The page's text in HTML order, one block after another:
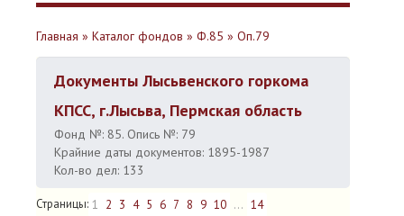
Главная » Каталог фондов » Ф.85 » Оп.79
Документы Лысьвенского горкома
КПСС, г.Лысьва, Пермская область
Фонд №: 85. Опись №: 79
Крайние даты документов: 1895-1987
Кол-во дел: 133
Страницы: 1 2 3 4 5 6 7 8 9 10 ... 14